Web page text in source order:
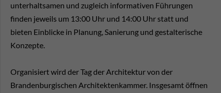
unterhaltsamen und zugleich informativen Führungen
finden jeweils um 13:00 Uhr und 14:00 Uhr statt und
bieten Einblicke in Planung, Sanierung und gestalterische
Konzepte.
Organisiert wird der Tag der Architektur von der
Brandenburgischen Architektenkammer. Insgesamt öffnen